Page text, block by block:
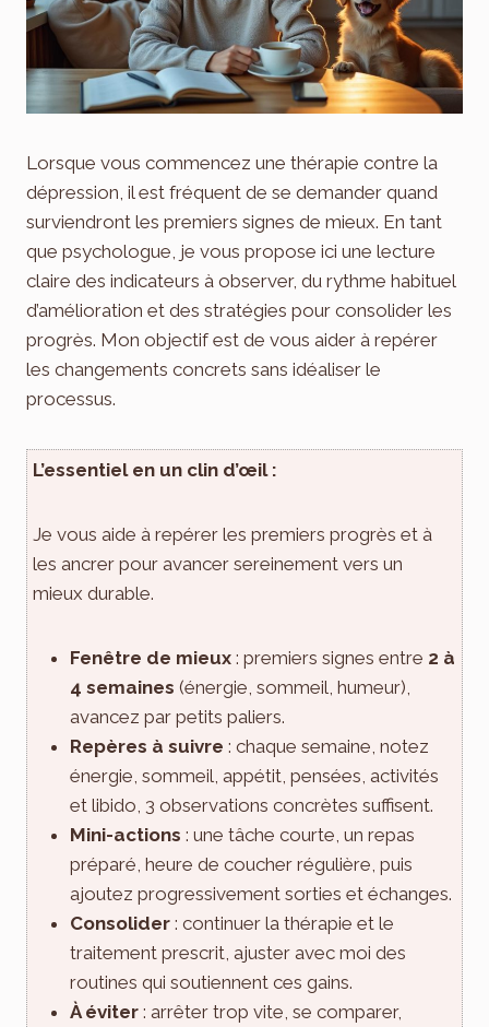
Lorsque vous commencez une thérapie contre la
dépression, il est fréquent de se demander quand
surviendront les premiers signes de mieux. En tant
que psychologue, je vous propose ici une lecture
claire des indicateurs à observer, du rythme habituel
d’amélioration et des stratégies pour consolider les
progrès. Mon objectif est de vous aider à repérer
les changements concrets sans idéaliser le
processus.
L’essentiel en un clin d’œil :
Je vous aide à repérer les premiers progrès et à
les ancrer pour avancer sereinement vers un
mieux durable.
Fenêtre de mieux : premiers signes entre 2 à
4 semaines (énergie, sommeil, humeur),
avancez par petits paliers.
Repères à suivre : chaque semaine, notez
énergie, sommeil, appétit, pensées, activités
et libido, 3 observations concrètes suffisent.
Mini-actions : une tâche courte, un repas
préparé, heure de coucher régulière, puis
ajoutez progressivement sorties et échanges.
Consolider : continuer la thérapie et le
traitement prescrit, ajuster avec moi des
routines qui soutiennent ces gains.
À éviter : arrêter trop vite, se comparer,